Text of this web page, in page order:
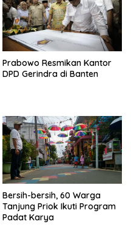
Prabowo Resmikan Kantor
DPD Gerindra di Banten
Bersih-bersih, 60 Warga
Tanjung Priok Ikuti Program
Padat Karya